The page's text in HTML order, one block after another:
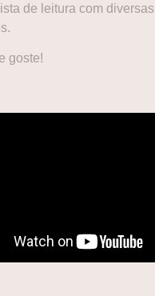
de leitura com diversas
goste!